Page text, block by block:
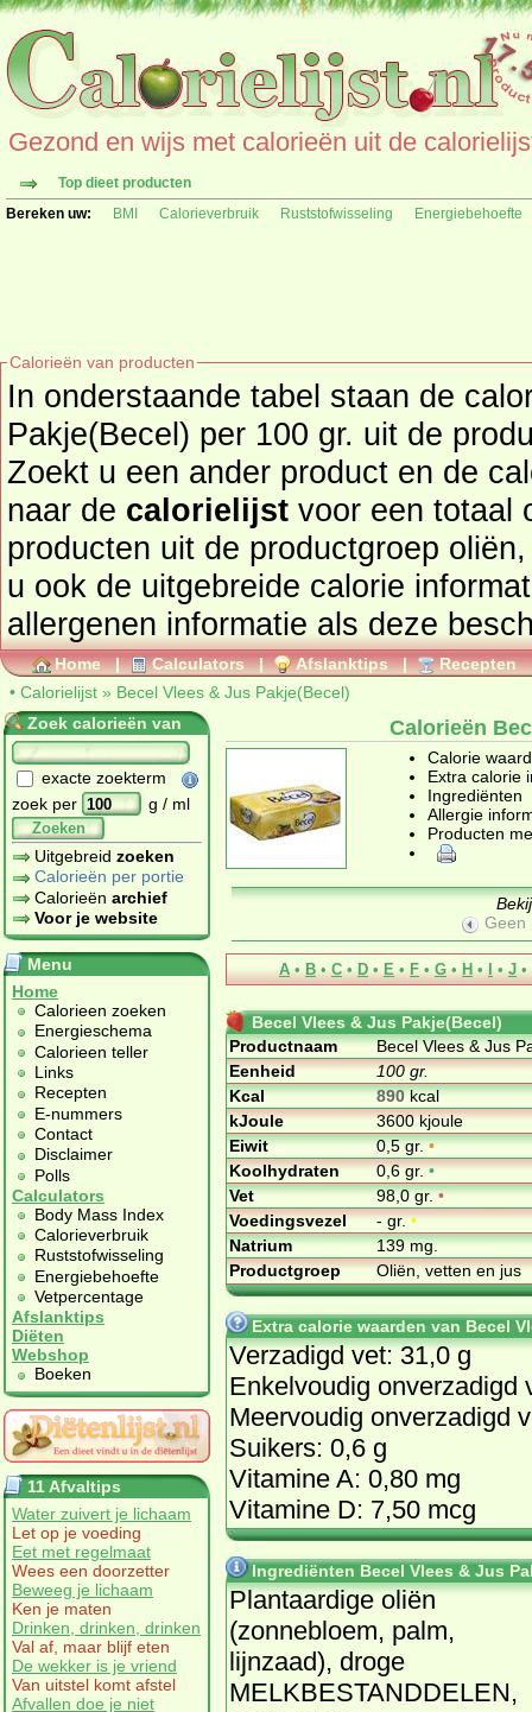
Gezond en wijs met calorieën uit de
Top dieet producten
Bereken uw:
BMI Calorieverbruik Ruststofwisseling Energiebehoefte
Calorieën van producten
In onderstaande tabel staan de
Pakje(Becel) per 100 gr. uit de
Zoekt u een ander product en de
naar de calorielijst voor een totaal
producten uit de productgroep
u ook de uitgebreide calorie
allergenen informatie als deze
Home | Calculators | Afslanktips | Recepten
• Calorielijst » Becel Vlees & Jus Pakje(Becel)
Zoek calorieën van
exacte zoekterm
zoek per
g / ml
Zoeken
Uitgebreid zoeken
Calorieën per portie
Calorieën archief
Voor je website
Menu
Home
Calorieen zoeken
Energieschema
Calorieen teller
Links
Recepten
E-nummers
Contact
Disclaimer
Polls
Calculators
Body Mass Index
Calorieverbruik
Ruststofwisseling
Energiebehoefte
Vetpercentage
Afslanktips
Diëten
Webshop
Boeken
11 Afvaltips
Water zuivert je lichaam
Let op je voeding
Eet met regelmaat
Wees een doorzetter
Beweeg je lichaam
Ken je maten
Drinken, drinken, drinken
Val af, maar blijf eten
De wekker is je vriend
Van uitstel komt afstel
Afvallen doe je niet
Calorieën
Calorie
Extra calorie
Ingrediënten
Allergie
Producten
Geen
A • B • C • D • E • F • G • H • I • J •
Becel Vlees & Jus Pakje(Becel)
Productnaam
Becel Vlees & Jus
Eenheid
100 gr.
Kcal
890kcal
kJoule
3600 kjoule
Eiwit
0,5 gr.•
Koolhydraten
0,6 gr.•
Vet
98,0 gr.•
Voedingsvezel
- gr.•
Natrium
139 mg.
Productgroep
Oliën, vetten en jus
Extra calorie waarden van Becel
Verzadigd vet: 31,0 g
Enkelvoudig onverzadigd
Meervoudig onverzadigd
Suikers: 0,6 g
Vitamine A: 0,80 mg
Vitamine D: 7,50 mcg
Ingrediënten Becel Vlees & Jus
Plantaardige oliën
(zonnebloem, palm,
lijnzaad), droge
MELKBESTANDDELEN,